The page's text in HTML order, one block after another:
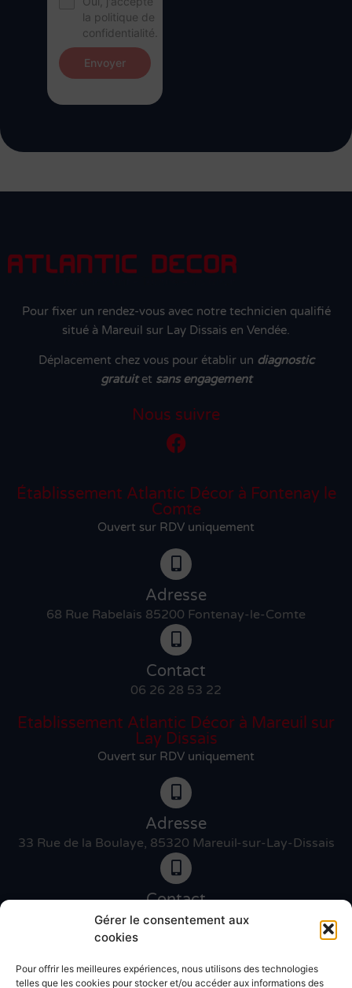
Gérer le consentement aux
cookies
Pour offrir les meilleures expériences, nous utilisons des technologies
telles que les cookies pour stocker et/ou accéder aux informations des
la politique de
confidentialité.
Envoyer
Pour fixer un rendez-vous avec notre technicien qualifié
situé à Mareuil sur Lay Dissais en Vendée.
Déplacement chez vous pour établir un diagnostic
gratuitet sans engagement
Nous suivre
Établissement Atlantic Décor à Fontenay le
Comte
Ouvert sur RDV uniquement
Adresse
68 Rue Rabelais 85200 Fontenay-le-Comte
Contact
06 26 28 53 22
Etablissement Atlantic Décor à Mareuil sur
Lay Dissais
Ouvert sur RDV uniquement
Adresse
33 Rue de la Boulaye, 85320 Mareuil-sur-Lay-Dissais
Contact
06 46 27 89 83
Contact